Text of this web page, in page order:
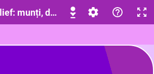
munți, dealuri, câmpii CLASA A-